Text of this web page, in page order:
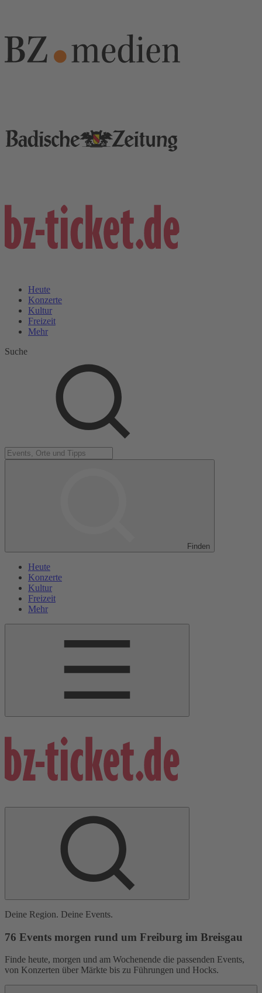
Heute
Konzerte
Kultur
Freizeit
Mehr
Suche
Finden
Heute
Konzerte
Kultur
Freizeit
Mehr
Deine Region. Deine Events.
76 Events morgen rund um Freiburg im Breisgau
Finde heute, morgen und am Wochenende die passenden Events,
von Konzerten über Märkte bis zu Führungen und Hocks.